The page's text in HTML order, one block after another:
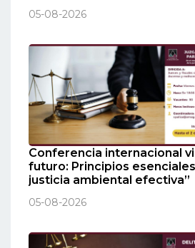
05-08-2026
Conferencia internacional
futuro: Principios
justicia ambiental efectiva”
05-08-2026